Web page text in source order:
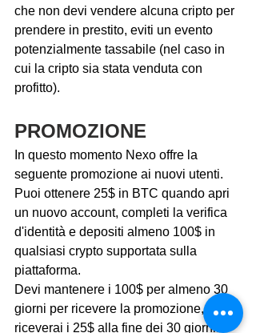
che non devi vendere alcuna cripto per
prendere in prestito, eviti un evento
potenzialmente tassabile (nel caso in
cui la cripto sia stata venduta con
profitto).
PROMOZIONE
In questo momento Nexo offre la
seguente promozione ai nuovi utenti.
Puoi ottenere 25$ in BTC quando apri
un nuovo account, completi la verifica
d'identità e depositi almeno 100$ in
qualsiasi crypto supportata sulla
piattaforma.
Devi mantenere i 100$ per almeno 30
giorni per ricevere la promozione,
riceverai i 25$ alla fine dei 30 giorni.